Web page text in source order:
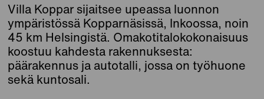
Villa Koppar sijaitsee upeassa luonnon
ympäristössä Kopparnäsissä, Inkoossa, noin
45 km Helsingistä. Omakotitalokokonaisuus
koostuu kahdesta rakennuksesta:
päärakennus ja autotalli, jossa on työhuone
sekä kuntosali.